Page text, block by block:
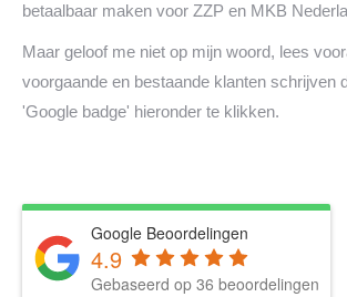
betaalbaar maken voor ZZP en MKB
Maar geloof me niet op mijn woord, lees
voorgaande en bestaande klanten schrijven
'Google badge' hieronder te klikken.
Google Beoordelingen
4.9
Gebaseerd op 36 beoordelingen